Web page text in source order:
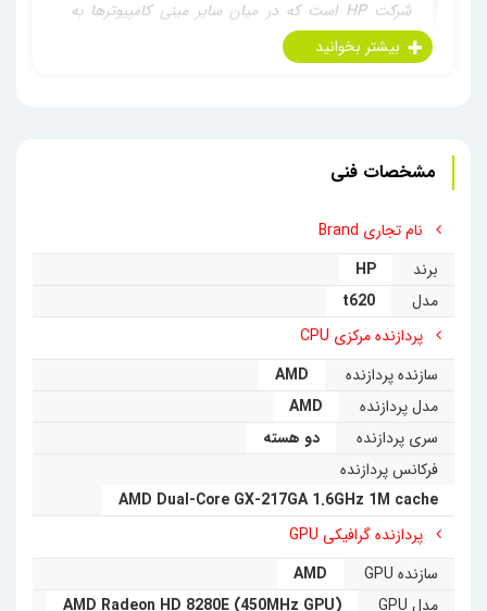
شرکت HP است که در میان سایر مینی کامپیوترها به
شرکت HP به‌­عنوان پیش‌فرض برای این مینی‌کامپیوتر یک
‌رم DDR3 قرارداده‌است. البته این مینی کامپیوتر قابلیت
حافظه رم را دارد. استحکام و دوام‌­کاری فوق­‌العاده این
آن را موجب شده‌ ­است. همچنین شرکت‌ HP روی
تین
کلاینت HP t620 Dual Core
مشخصات فنی
نام تجاری Brand
برند
HP
مدل
t620
پردازنده مرکزی CPU
سازنده پردازنده
AMD
مدل پردازنده
AMD
سری پردازنده
دو هسته
فرکانس پردازنده
AMD Dual-Core GX-217GA 1.6GHz 1M cache
پردازنده گرافیکی GPU
سازنده GPU
AMD
مدل GPU
(AMD Radeon HD 8280E (450MHz GPU